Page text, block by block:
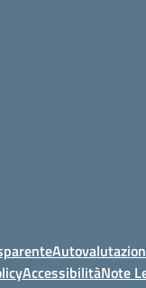
AccessibilitàNote